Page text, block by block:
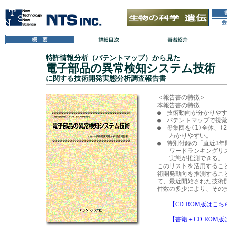
特許情報分析（パテントマップ）から見た
電子部品の異常検知システム技術
に関する技術開発実態分析調査報告書
＜報告書の特徴＞
本報告書の特徴
●　技術動向が分かりや
●　パテントマップで視
●　母集団を(1)全体、
わかりやすい。
●　特別付録の「直近3
ワードランキングリ
実態が推測できる。
このリストを活用するこ
術開発動向を推測するこ
て、最近開始された技術
【CD-ROM版はこち
【書籍＋CD-ROM